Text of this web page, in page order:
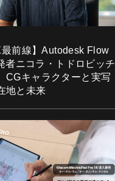
最前線】Autodesk Flow
者ニコラ・トドロビッチ
CGキャラクターと実写
地と未来